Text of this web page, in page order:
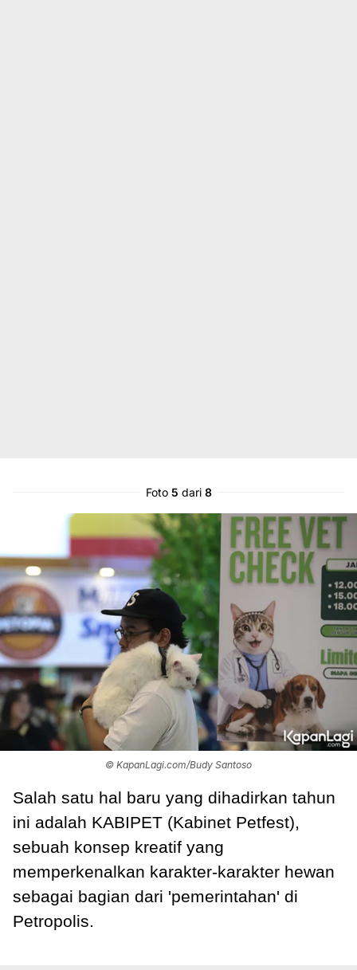
Foto 5 dari 8
© KapanLagi.com/Budy Santoso
Salah satu hal baru yang dihadirkan tahun
ini adalah KABIPET (Kabinet Petfest),
sebuah konsep kreatif yang
memperkenalkan karakter-karakter hewan
sebagai bagian dari 'pemerintahan' di
Petropolis.